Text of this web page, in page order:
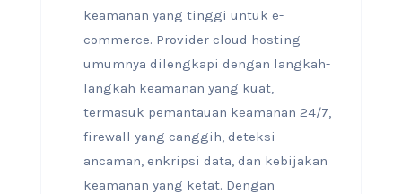
keamanan yang tinggi untuk e-
commerce. Provider cloud hosting
umumnya dilengkapi dengan langkah-
langkah keamanan yang kuat,
termasuk pemantauan keamanan 24/7,
firewall yang canggih, deteksi
ancaman, enkripsi data, dan kebijakan
keamanan yang ketat. Dengan